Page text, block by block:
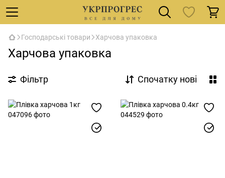
Господарські товари Харчова упаковка
Харчова упаковка
Фільтр Спочатку нові